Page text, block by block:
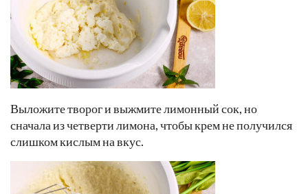
Выложите творог и выжмите лимонный сок, но
сначала из четверти лимона, чтобы крем не получился
слишком кислым на вкус.